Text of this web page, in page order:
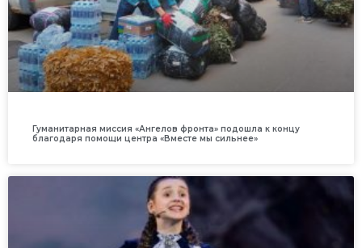
Гуманитарная миссия «Ангелов фронта» подошла к концу
благодаря помощи центра «Вместе мы сильнее»